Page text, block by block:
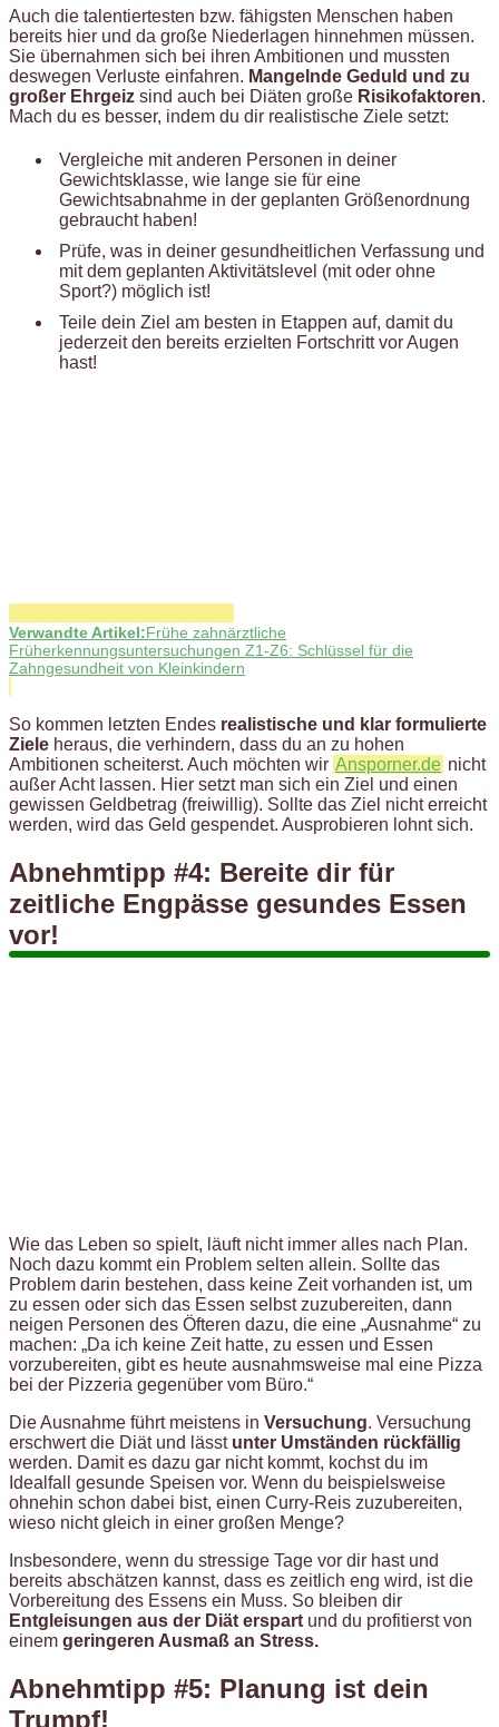
Auch die talentiertesten bzw. fähigsten Menschen haben
bereits hier und da große Niederlagen hinnehmen müssen.
Sie übernahmen sich bei ihren Ambitionen und mussten
deswegen Verluste einfahren. Mangelnde Geduld und zu
großer Ehrgeiz sind auch bei Diäten große Risikofaktoren.
Mach du es besser, indem du dir realistische Ziele setzt:
Vergleiche mit anderen Personen in deiner
Gewichtsklasse, wie lange sie für eine
Gewichtsabnahme in der geplanten Größenordnung
gebraucht haben!
Prüfe, was in deiner gesundheitlichen Verfassung und
mit dem geplanten Aktivitätslevel (mit oder ohne
Sport?) möglich ist!
Teile dein Ziel am besten in Etappen auf, damit du
jederzeit den bereits erzielten Fortschritt vor Augen
hast!
Verwandte Artikel:Frühe zahnärztliche
Früherkennungsuntersuchungen Z1-Z6: Schlüssel für die
Zahngesundheit von Kleinkindern
So kommen letzten Endes realistische und klar formulierte
Ziele heraus, die verhindern, dass du an zu hohen
Ambitionen scheiterst. Auch möchten wir Ansporner.de nicht
außer Acht lassen. Hier setzt man sich ein Ziel und einen
gewissen Geldbetrag (freiwillig). Sollte das Ziel nicht erreicht
werden, wird das Geld gespendet. Ausprobieren lohnt sich.
Abnehmtipp #4: Bereite dir für
zeitliche Engpässe gesundes Essen
vor!
Wie das Leben so spielt, läuft nicht immer alles nach Plan.
Noch dazu kommt ein Problem selten allein. Sollte das
Problem darin bestehen, dass keine Zeit vorhanden ist, um
zu essen oder sich das Essen selbst zuzubereiten, dann
neigen Personen des Öfteren dazu, die eine „Ausnahme“ zu
machen: „Da ich keine Zeit hatte, zu essen und Essen
vorzubereiten, gibt es heute ausnahmsweise mal eine Pizza
bei der Pizzeria gegenüber vom Büro.“
Die Ausnahme führt meistens in Versuchung. Versuchung
erschwert die Diät und lässt unter Umständen rückfällig
werden. Damit es dazu gar nicht kommt, kochst du im
Idealfall gesunde Speisen vor. Wenn du beispielsweise
ohnehin schon dabei bist, einen Curry-Reis zuzubereiten,
wieso nicht gleich in einer großen Menge?
Insbesondere, wenn du stressige Tage vor dir hast und
bereits abschätzen kannst, dass es zeitlich eng wird, ist die
Vorbereitung des Essens ein Muss. So bleiben dir
Entgleisungen aus der Diät erspart und du profitierst von
einem geringeren Ausmaß an Stress.
Abnehmtipp #5: Planung ist dein
Trumpf!